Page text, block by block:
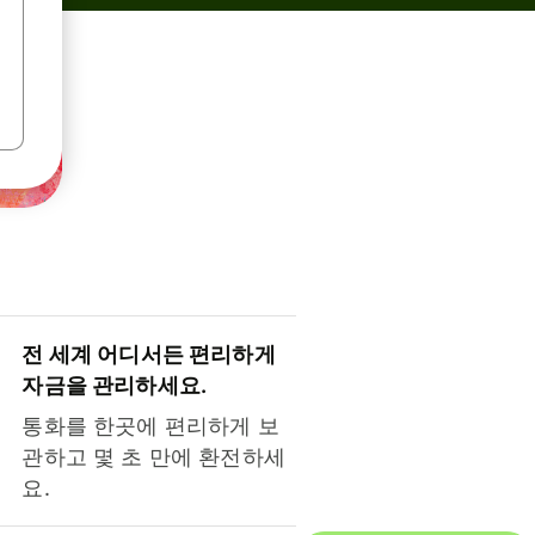
전 세계 어디서든 편리하게
자금을 관리하세요.
통화를 한곳에 편리하게 보
관하고 몇 초 만에 환전하세
요.